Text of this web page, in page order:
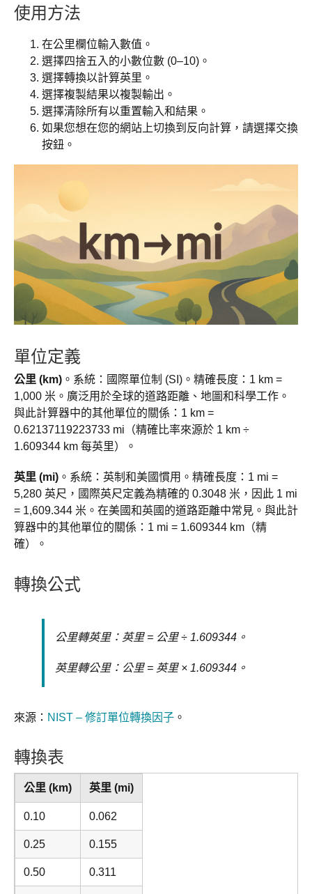
使用方法
在公里欄位輸入數值。
選擇四捨五入的小數位數 (0–10)。
選擇轉換以計算英里。
選擇複製結果以複製輸出。
選擇清除所有以重置輸入和結果。
如果您想在您的網站上切換到反向計算，請選擇交換
按鈕。
單位定義
公里 (km) 。系統：國際單位制 (SI)。精確長度：1 km =
1,000 米。廣泛用於全球的道路距離、地圖和科學工作。
與此計算器中的其他單位的關係：1 km =
0.62137119223733 mi（精確比率來源於 1 km ÷
1.609344 km 每英里）。
英里 (mi) 。系統：英制和美國慣用。精確長度：1 mi =
5,280 英尺，國際英尺定義為精確的 0.3048 米，因此 1 mi
= 1,609.344 米。在美國和英國的道路距離中常見。與此計
算器中的其他單位的關係：1 mi = 1.609344 km（精
確）。
轉換公式
公里轉英里：英里 = 公里 ÷ 1.609344。
英里轉公里：公里 = 英里 × 1.609344。
來源： NIST – 修訂單位轉換因子 。
轉換表
公里 (km) 英里 (mi)
0.10 0.062
0.25 0.155
0.50 0.311